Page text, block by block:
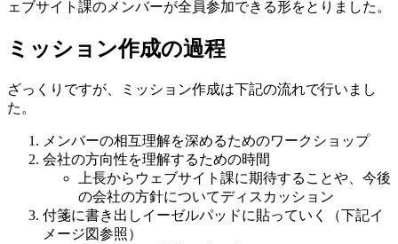
ェブサイト課のメンバーが全員参加できる形をとりました。
ミッション作成の過程
ざっくりですが、ミッション作成は下記の流れで行いまし
た。
メンバーの相互理解を深めるためのワークショップ
会社の方向性を理解するための時間
上長からウェブサイト課に期待することや、今後
の会社の方針についてディスカッション
付箋に書き出しイーゼルパッドに貼っていく（下記イ
メージ図参照）